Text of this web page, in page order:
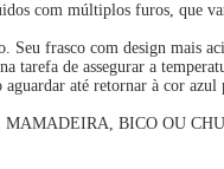
com múltiplos furos, que
frasco com design mais
de assegurar a
até retornar à cor
BICO OU